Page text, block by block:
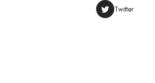
Twitter